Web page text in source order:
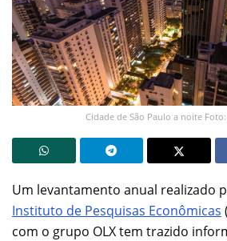
Cidade de São Paulo a noite
Um levantamento anual realizado
Instituto de Pesquisas Econômicas
com o grupo OLX tem trazido